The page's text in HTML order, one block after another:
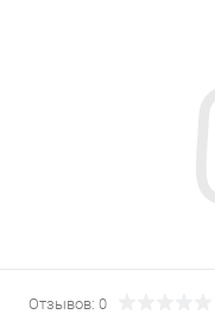
Отзывов: 0